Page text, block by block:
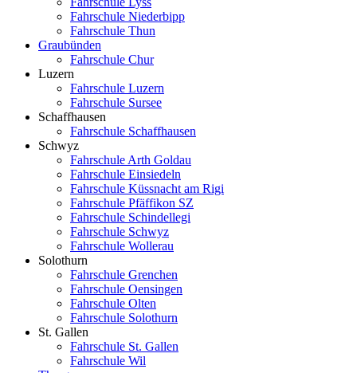
Fahrschule Niederbipp
Fahrschule Thun
Graubünden
Fahrschule Chur
Luzern
Fahrschule Luzern
Fahrschule Sursee
Schaffhausen
Fahrschule Schaffhausen
Schwyz
Fahrschule Arth Goldau
Fahrschule Einsiedeln
Fahrschule Küssnacht am Rigi
Fahrschule Pfäffikon SZ
Fahrschule Schindellegi
Fahrschule Schwyz
Fahrschule Wollerau
Solothurn
Fahrschule Grenchen
Fahrschule Oensingen
Fahrschule Olten
Fahrschule Solothurn
St. Gallen
Fahrschule St. Gallen
Fahrschule Wil